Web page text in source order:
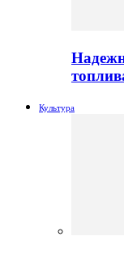
Культура